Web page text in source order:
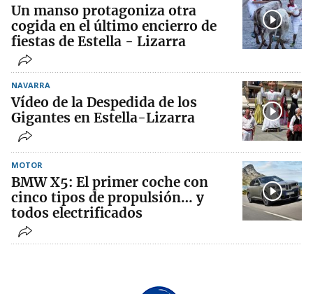
Un manso protagoniza otra
cogida en el último encierro de
fiestas de Estella - Lizarra
NAVARRA
Vídeo de la Despedida de los
Gigantes en Estella-Lizarra
MOTOR
BMW X5: El primer coche con
cinco tipos de propulsión… y
todos electrificados